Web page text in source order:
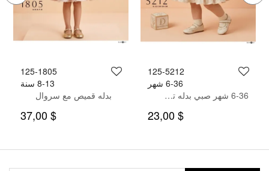
125-5212
6-36 شهر
6-36 شهر صبي بدله تيشرت مع سروال
$ 23,00
125-1805
8-13 سنة
بدله قميص مع سروال
$ 37,00